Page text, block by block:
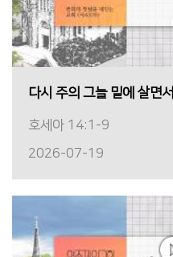
다시 주의 그늘 밑에 살면서
호세아 14:1-9
2026-07-19